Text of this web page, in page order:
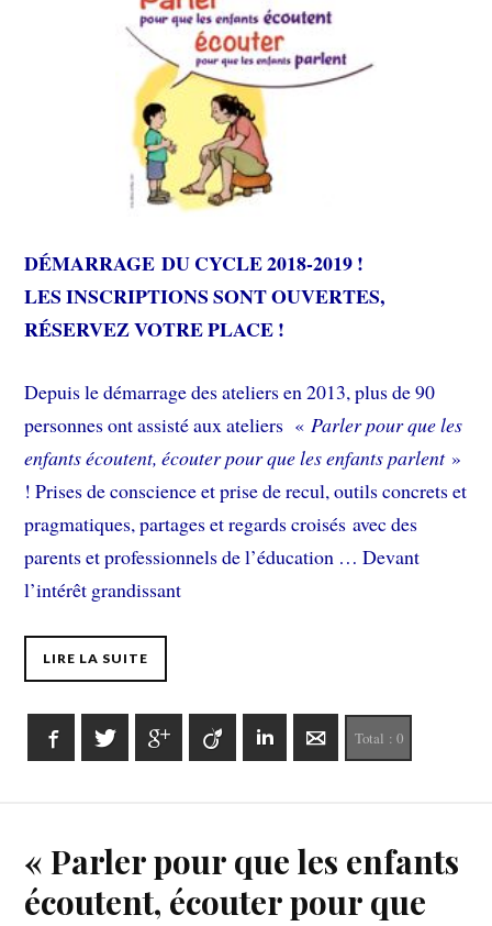
DÉMARRAGE DU CYCLE 2018-2019 !
LES INSCRIPTIONS SONT OUVERTES,
RÉSERVEZ VOTRE PLACE !
Depuis le démarrage des ateliers en 2013, plus de 90
personnes ont assisté aux ateliers « Parler pour que les
enfants écoutent, écouter pour que les enfants parlent»
! Prises de conscience et prise de recul, outils concrets et
pragmatiques, partages et regards croisés avec des
parents et professionnels de l’éducation … Devant
l’intérêt grandissant
LIRE LA SUITE
FacebookTwitter Google+ Viadeo LinkedInE-mailTotal : 0
« Parler pour que les enfants
écoutent, écouter pour que